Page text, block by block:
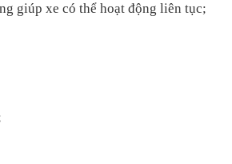
giúp xe có thể hoạt động liên tục;